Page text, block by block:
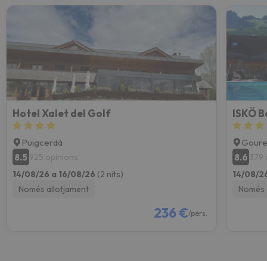
Hotel Xalet del Golf
Puigcerdà
8.5 925 opinions
14/08/26 a 16/08/26 (2 nits)
Només allotjament
236 €/pers.
ISKÖ
8.6 379
14/08/